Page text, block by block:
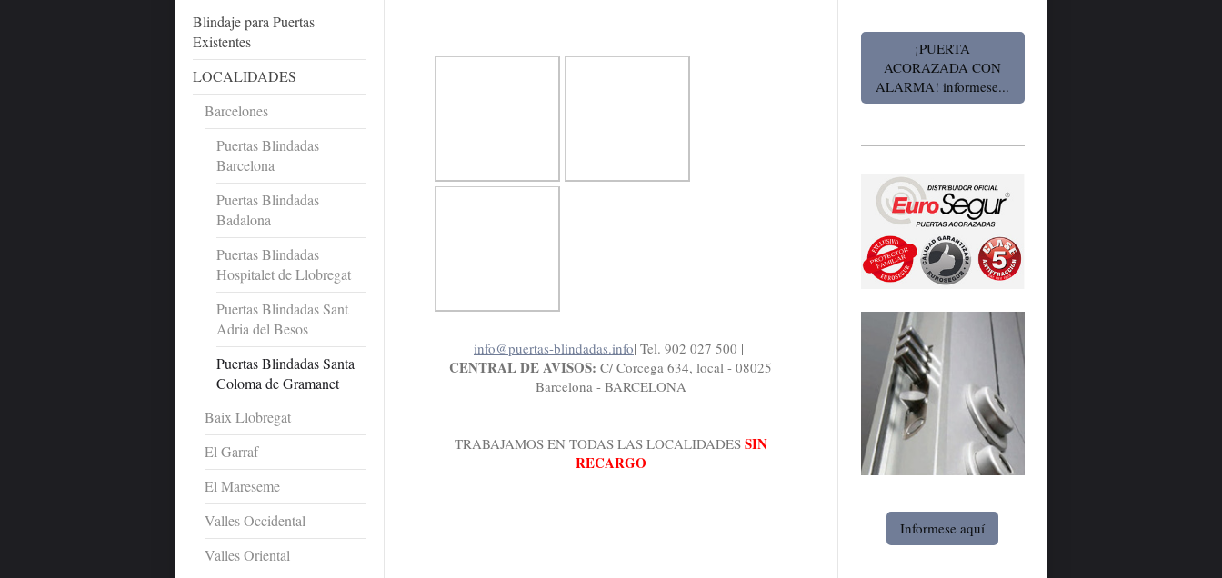
Blindaje para Puertas
Existentes
LOCALIDADES
Barcelones
Puertas Blindadas
Barcelona
Puertas Blindadas
Badalona
Puertas Blindadas
Hospitalet de Llobregat
Puertas Blindadas Sant
Adria del Besos
Puertas Blindadas Santa
Coloma de Gramanet
Baix Llobregat
El Garraf
El Mareseme
Valles Occidental
Valles Oriental
info@puertas-blindadas.info| Tel. 902 027 500 |
CENTRAL DE AVISOS: C/ Corcega 634, local - 08025
Barcelona - BARCELONA
TRABAJAMOS EN TODAS LAS LOCALIDADES SIN
RECARGO
¡PUERTA
ACORAZADA CON
ALARMA! informese...
Informese aquí